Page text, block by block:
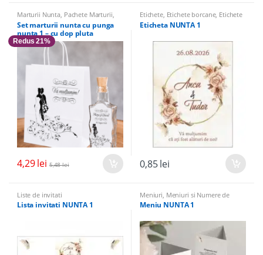
Marturii Nunta Pachete Marturii
Sticle Marturii,Sticle marturii &
Accesorii
Set marturii nunta cu punga
nunta 1 – cu dop pluta
Redus 21%
4,29lei 5,48lei
Etichete, Etichete borcane, Etichete
sticle
Eticheta NUNTA 1
0,85lei
Liste de invitati
Lista invitati NUNTA 1
Meniuri Meniuri si Numere de
masa
Meniu NUNTA 1